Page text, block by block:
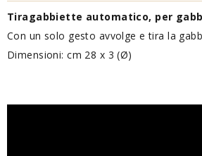
Tiragabbiette automatico, per
Con un solo gesto avvolge e tira la
Dimensioni: cm 28 x 3 (Ø)